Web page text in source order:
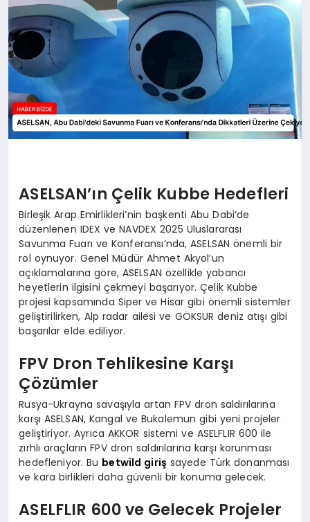
ASELSAN’ın Çelik Kubbe Hedefleri
Birleşik Arap Emirlikleri’nin başkenti Abu Dabi’de
düzenlenen IDEX ve NAVDEX 2025 Uluslararası
Savunma Fuarı ve Konferansı’nda, ASELSAN önemli bir
rol oynuyor. Genel Müdür Ahmet Akyol’un
açıklamalarına göre, ASELSAN özellikle yabancı
heyetlerin ilgisini çekmeyi başarıyor. Çelik Kubbe
projesi kapsamında Siper ve Hisar gibi önemli sistemler
geliştirilirken, Alp radar ailesi ve GÖKSUR deniz atışı gibi
başarılar elde ediliyor.
FPV Dron Tehlikesine Karşı
Çözümler
Rusya-Ukrayna savaşıyla artan FPV dron saldırılarına
karşı ASELSAN, Kangal ve Bukalemun gibi yeni projeler
geliştiriyor. Ayrıca AKKOR sistemi ve ASELFLIR 600 ile
zırhlı araçların FPV dron saldırılarına karşı korunması
hedefleniyor. Bu betwild giriş sayede Türk donanması
ve kara birlikleri daha güvenli bir konuma gelecek.
ASELFLIR 600 ve Gelecek Projeler